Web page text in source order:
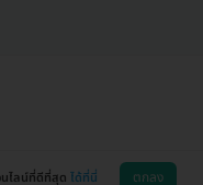
ไลน์ที่ดีที่สุด ได้ที่นี่ ตกลง